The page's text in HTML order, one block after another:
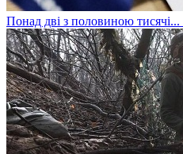
​Понад дві з половиною тисячі...